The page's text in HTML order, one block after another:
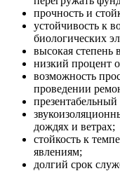
прочность и
устойчивость к
биологических
высокая степень
низкий процент
возможность
проведении
дождях и ветрах;
стойкость к
явлениям;
долгий срок